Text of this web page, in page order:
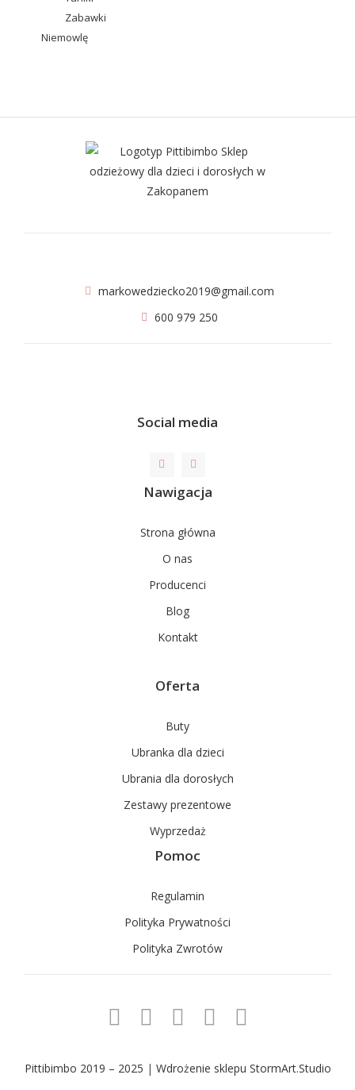
Zabawki
Niemowlę
markowedziecko2019@gmail.com
600 979 250
Social media
Nawigacja
Strona główna
O nas
Producenci
Blog
Kontakt
Oferta
Buty
Ubranka dla dzieci
Ubrania dla dorosłych
Zestawy prezentowe
Wyprzedaż
Pomoc
Regulamin
Polityka Prywatności
Polityka Zwrotów
Pittibimbo 2019 – 2025 | Wdrożenie sklepu StormArt.Studio